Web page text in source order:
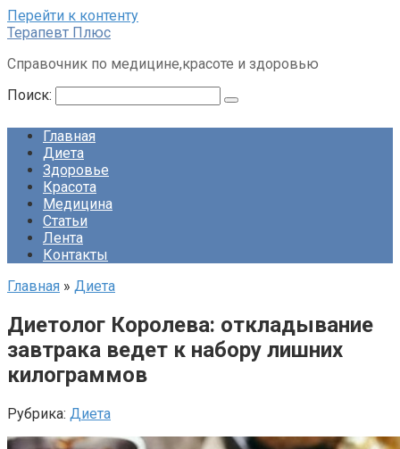
Перейти к контенту
Терапевт Плюс
Справочник по медицине,красоте и здоровью
Поиск:
Главная
Диета
Здоровье
Красота
Медицина
Статьи
Лента
Контакты
Главная » Диета
Диетолог Королева: откладывание
завтрака ведет к набору лишних
килограммов
Рубрика: Диета